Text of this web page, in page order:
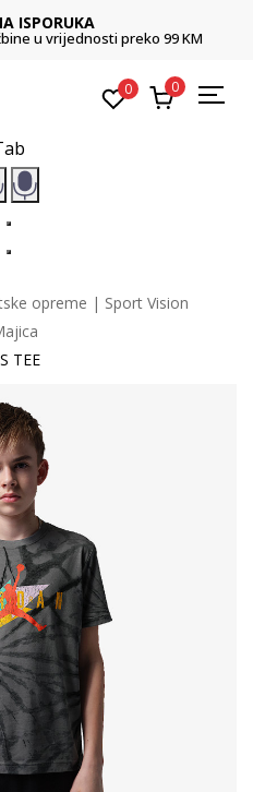
ISPORUKA
u vrijednosti preko 99 KM
0 0
opreme | Sport Vision
TEE